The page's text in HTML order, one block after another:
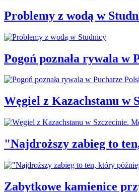
Problemy z wodą w
Pogoń poznała rywala w
Węgiel z Kazachstanu w
"Najdroższy zabieg to
Zabytkowe kamienice